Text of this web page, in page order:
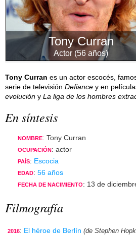
Tony Curran
Actor (56 años)
Tony Curran es un actor escocés,
serie de televisión Defiance y en
evolución y La liga de los hombres
En síntesis
NOMBRE: Tony Curran
OCUPACIÓN : actor
PAÍS: Escocia
EDAD: 56 años
FECHA DE NACIMIENTO: 13 de
Filmografía
2016: El héroe de Berlín (de Stephen